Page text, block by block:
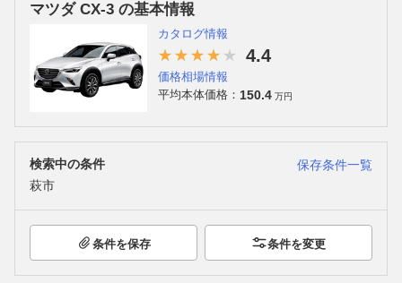
マツダ CX-3 の基本情報
カタログ情報
4.4
価格相場情報
平均本体価格： 150.4 万円
検索中の条件
保存条件一覧
萩市
条件を保存 条件を変更